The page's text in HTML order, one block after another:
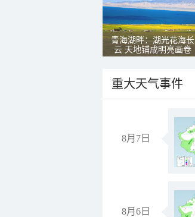
青海湖畔：湖光花海长
云 天地铺成明亮画卷
重大天气事件
8月7日
8月6日